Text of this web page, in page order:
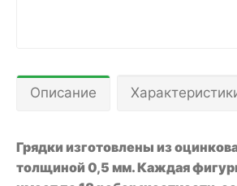
Описание
Грядки изготовлены из
толщиной 0,5 мм. Каждая